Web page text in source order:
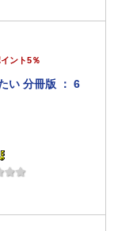
ント5％
い 分冊版 ： 6